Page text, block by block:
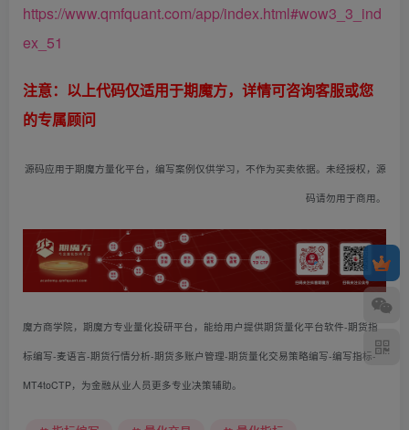
https://www.qmfquant.com/app/index.html#wow3_3_ind
ex_51
注意：以上代码仅适用于期魔方，详情可咨询客服或您
的专属顾问
源码应用于期魔方量化平台，编写案例仅供学习，不作为买卖依据。未经授权，源
码请勿用于商用。
魔方商学院，期魔方专业量化投研平台，能给用户提供期货量化平台软件-期货指
标编写-麦语言-期货行情分析-期货多账户管理-期货量化交易策略编写-编写指标-
MT4toCTP，为金融从业人员更多专业决策辅助。